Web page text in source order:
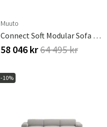
Muuto
Connect Soft Modular Sofa / 3-Seater - Configuration 1 - Clay 12
58 046 kr64 495 kr
-10%